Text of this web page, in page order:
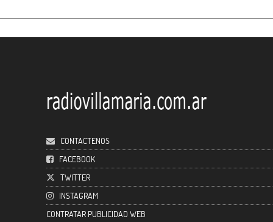
CONTACTENOS
FACEBOOK
TWITTER
INSTAGRAM
CONTRATAR PUBLICIDAD WEB